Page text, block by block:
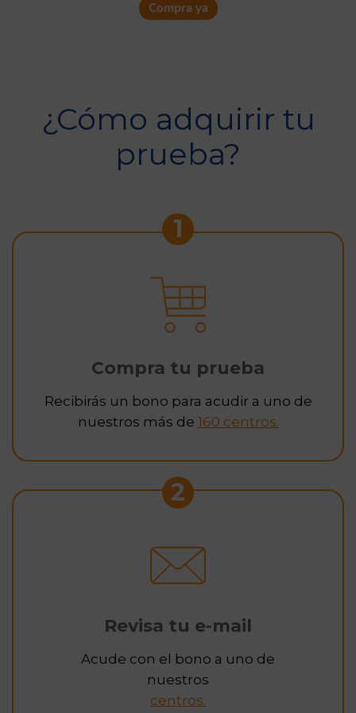
Compra ya
¿Cómo adquirir tu
prueba?
1
Compra tu prueba
Recibirás un bono para acudir a uno de
nuestros más de 160 centros.
2
Revisa tu e-mail
Acude con el bono a uno de
nuestros
centros.